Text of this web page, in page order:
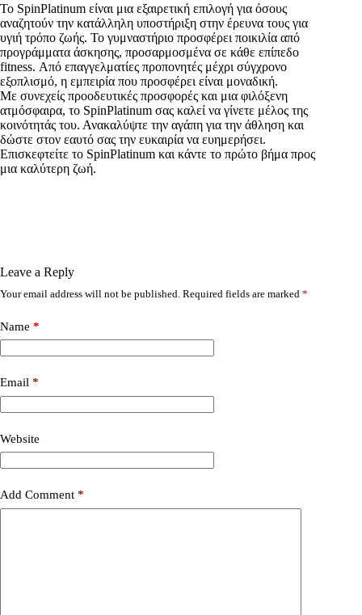
Το SpinPlatinum είναι μια εξαιρετική επιλογή για όσους
αναζητούν την κατάλληλη υποστήριξη στην έρευνα τους για
υγιή τρόπο ζωής. Το γυμναστήριο προσφέρει ποικιλία από
προγράμματα άσκησης, προσαρμοσμένα σε κάθε επίπεδο
fitness. Από επαγγελματίες προπονητές μέχρι σύγχρονο
εξοπλισμό, η εμπειρία που προσφέρει είναι μοναδική.
Με συνεχείς προοδευτικές προσφορές και μια φιλόξενη
ατμόσφαιρα, το SpinPlatinum σας καλεί να γίνετε μέλος της
κοινότητάς του. Ανακαλύψτε την αγάπη για την άθληση και
δώστε στον εαυτό σας την ευκαιρία να ευημερήσει.
Επισκεφτείτε το SpinPlatinum και κάντε το πρώτο βήμα προς
μια καλύτερη ζωή.
Leave a Reply
Your email address will not be published. Required fields are marked *
Name *
Email *
Website
Add Comment *